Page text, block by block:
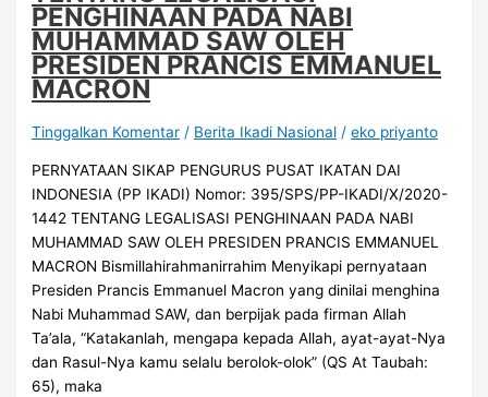
PENGHINAAN PADA NABI
MUHAMMAD SAW OLEH
PRESIDEN PRANCIS EMMANUEL
MACRON
Tinggalkan Komentar / Berita Ikadi Nasional /eko priyanto
PERNYATAAN SIKAP PENGURUS PUSAT IKATAN DAI
INDONESIA (PP IKADI) Nomor: 395/SPS/PP-IKADI/X/2020-
1442 TENTANG LEGALISASI PENGHINAAN PADA NABI
MUHAMMAD SAW OLEH PRESIDEN PRANCIS EMMANUEL
MACRON Bismillahirahmanirrahim Menyikapi pernyataan
Presiden Prancis Emmanuel Macron yang dinilai menghina
Nabi Muhammad SAW, dan berpijak pada firman Allah
Ta’ala, “Katakanlah, mengapa kepada Allah, ayat-ayat-Nya
dan Rasul-Nya kamu selalu berolok-olok” (QS At Taubah:
65), maka